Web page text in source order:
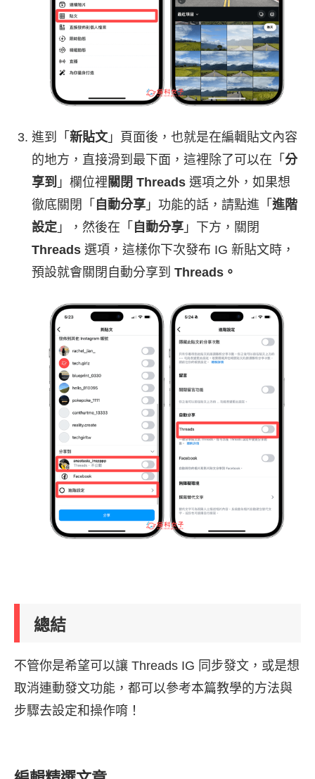
進到「 新貼文」頁面後，也就是在編輯貼文內容
的地方，直接滑到最下面，這裡除了可以在「 分
享到 」欄位裡 關閉 Threads 選項之外，如果想
徹底關閉「 自動分享 」功能的話，請點進「 進階
設定 」，然後在「 自動分享 」下方，關閉
Threads 選項，這樣你下次發布 IG 新貼文時，
預設就會關閉自動分享到 Threads。
總結
不管你是希望可以讓 Threads IG 同步發文，或是想
取消連動發文功能，都可以參考本篇教學的方法與
步驟去設定和操作唷！